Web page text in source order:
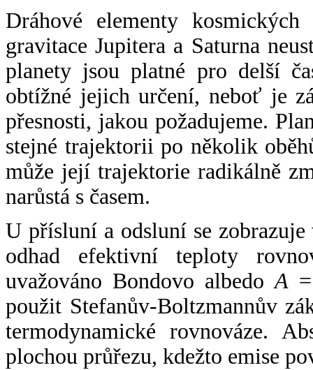
Dráhové elementy
gravitace Jupitera a Saturna
planety jsou platné pro delší
obtížné jejich určení, neboť je
přesnosti, jakou požadujeme.
stejné trajektorii po několik
může její trajektorie radikálně
narůstá s časem.
U přísluní a odsluní se
odhad efektivní teploty
uvažováno Bondovo albedoA
použit Stefanův-Boltzmannův
termodynamické rovnováze.
plochou průřezu, kdežto emise